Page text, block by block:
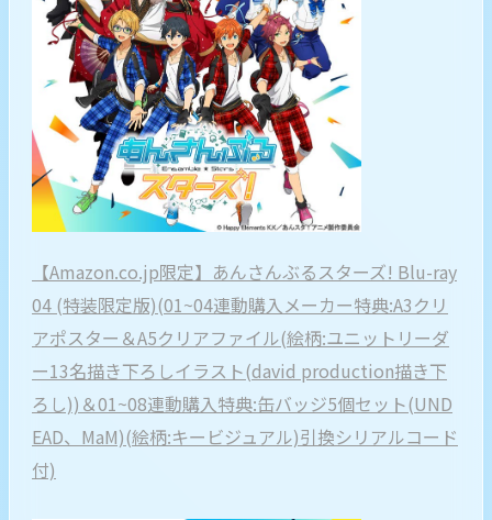
【Amazon.co.jp限定】あんさんぶるスターズ! Blu-ray
04 (特装限定版)(01~04連動購入メーカー特典:A3クリ
アポスター＆A5クリアファイル(絵柄:ユニットリーダ
ー13名描き下ろしイラスト(david production描き下
ろし))＆01~08連動購入特典:缶バッジ5個セット(UND
EAD、MaM)(絵柄:キービジュアル)引換シリアルコード
付)